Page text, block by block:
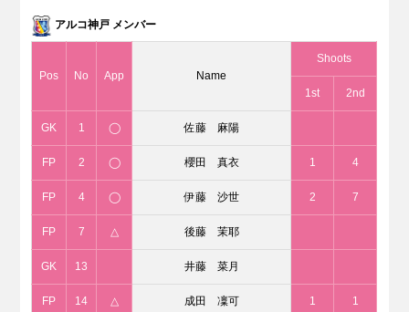
アルコ神戸 メンバー
Pos No App Name
Shoots
1st 2nd
GK 1 ◯ 佐藤 麻陽
FP 2 ◯ 櫻田 真衣 1 4
FP 4 ◯ 伊藤 沙世 2 7
FP 7 △ 後藤 茉耶
GK 13 井藤 菜月
FP 14 △ 成田 凜可 1 1